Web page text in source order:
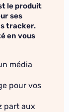
le produit
ses
tracker.
en vous
média
pour vos
part aux